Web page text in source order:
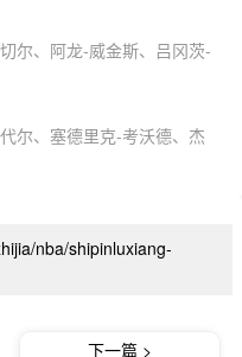
、阿龙-威金斯、吕冈茨-
、塞德里克-考沃德、杰
nba/shipinluxiang-
下一篇 >